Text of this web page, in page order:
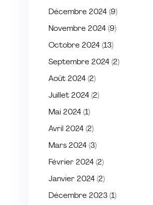
Décembre 2024 (9)
Novembre 2024 (9)
Octobre 2024 (13)
Septembre 2024 (2)
Août 2024 (2)
Juillet 2024 (2)
Mai 2024 (1)
Avril 2024 (2)
Mars 2024 (3)
Février 2024 (2)
Janvier 2024 (2)
Décembre 2023 (1)